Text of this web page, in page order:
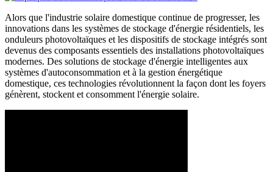
Alors que l'industrie solaire domestique continue de progresser, les
innovations dans les systèmes de stockage d'énergie résidentiels, les
onduleurs photovoltaïques et les dispositifs de stockage intégrés sont
devenus des composants essentiels des installations photovoltaïques
modernes. Des solutions de stockage d'énergie intelligentes aux
systèmes d'autoconsommation et à la gestion énergétique
domestique, ces technologies révolutionnent la façon dont les foyers
génèrent, stockent et consomment l'énergie solaire.